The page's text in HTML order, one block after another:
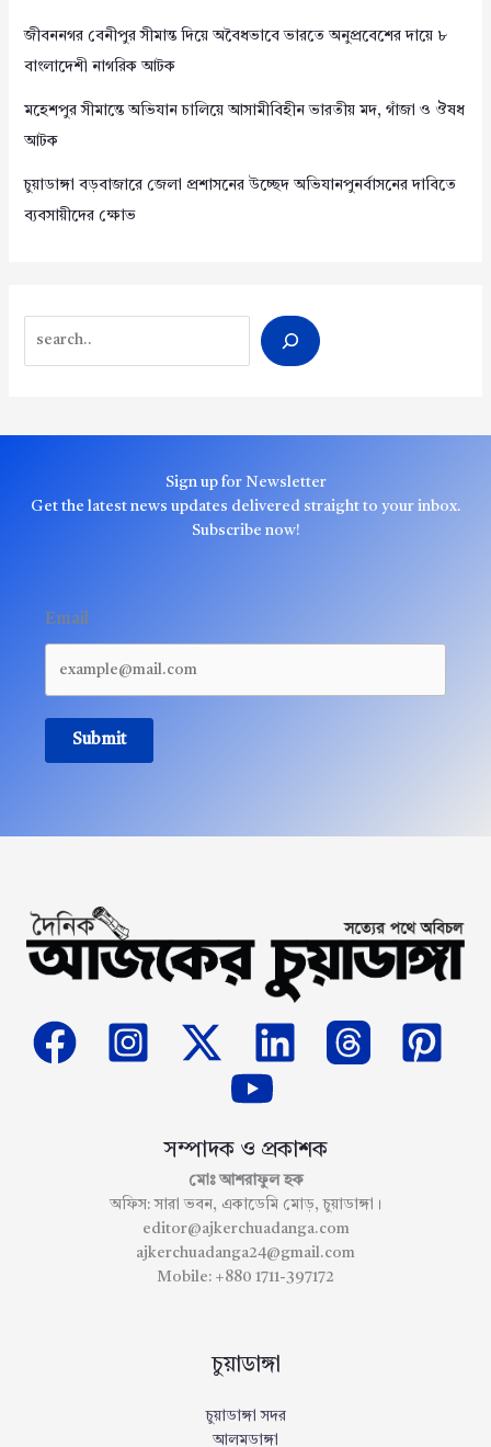
জীবননগর বেনীপুর সীমান্ত দিয়ে অবৈধভাবে ভারতে অনুপ্রবেশের দায়ে ৮
বাংলাদেশী নাগরিক আটক
মহেশপুর সীমান্তে অভিযান চালিয়ে আসামীবিহীন ভারতীয় মদ, গাঁজা ও ঔষধ
আটক
চুয়াডাঙ্গা বড়বাজারে জেলা প্রশাসনের উচ্ছেদ অভিযানপুনর্বাসনের দাবিতে
ব্যবসায়ীদের ক্ষোভ
Sign up for Newsletter
Get the latest news updates delivered straight to your inbox.
Subscribe now!
Email
Submit
সম্পাদক ও প্রকাশক
মোঃ আশরাফুল হক
অফিস: সারা ভবন, একাডেমি মোড়, চুয়াডাঙ্গা।
editor@ajkerchuadanga.com
ajkerchuadanga24@gmail.com
Mobile: +880 1711-397172
চুয়াডাঙ্গা
চুয়াডাঙ্গা সদর
আলমডাঙ্গা